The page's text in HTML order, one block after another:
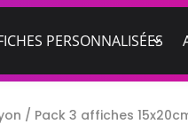
PERSONNALISÉES
/ Pack 3 affiches